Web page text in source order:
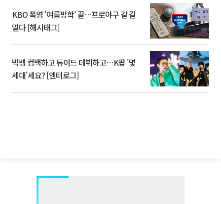
KBO 폭염 '여름방학' 끝…프로야구 갈 길
멀다 [해시태그]
빅뱅 컴백하고 튜이드 데뷔하고⋯K팝 '몇
세대'세요? [엔터로그]